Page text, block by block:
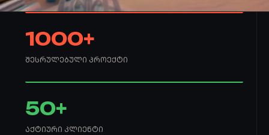
1000+
ᲨᲔᲡᲠᲣᲚᲔᲑᲣᲚᲘ ᲞᲠᲝᲔᲥᲢᲘ
50+
ᲐᲥᲢᲘᲣᲠᲘ ᲙᲚᲘᲔᲜᲢᲘ